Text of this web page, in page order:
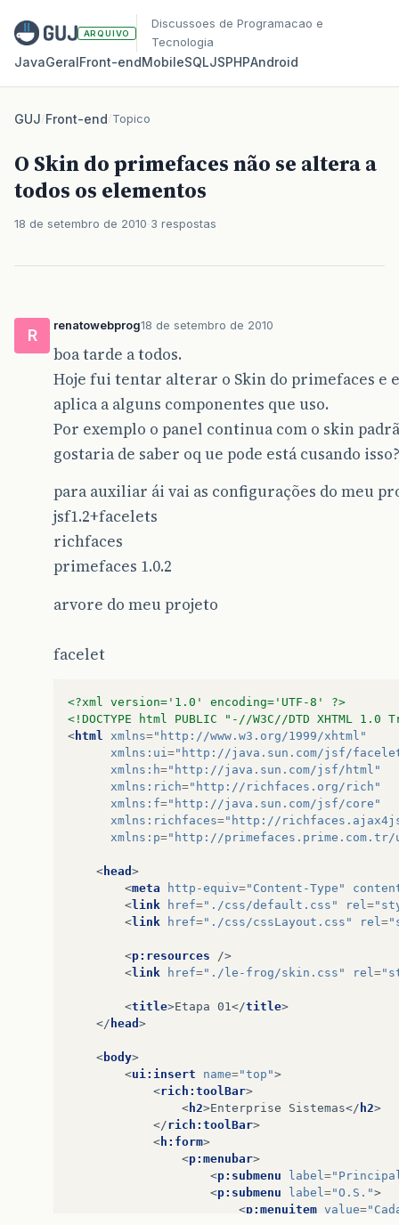
ARQUIVO
Discussoes de Programacao e
Tecnologia
JavaGeralFront‑endMobileSQLJSPHPAndroid
GUJ/Front-end/Topico
O Skin do primefaces não se altera a
todos os elementos
18 de setembro de 2010 3 respostas
R
renatowebprog18 de setembro de 2010
boa tarde a todos.
Hoje fui tentar alterar o Skin do primefaces e
aplica a alguns componentes que uso.
Por exemplo o panel continua com o skin
gostaria de saber oq ue pode está cusando isso?
para auxiliar ái vai as configurações do meu
jsf1.2+facelets
richfaces
primefaces 1.0.2
arvore do meu projeto
facelet
<?xml version='1.0' encoding='UTF-8' ?>
<!DOCTYPE html PUBLIC "-//W3C//DTD
< html xmlns="http://www.w3.org/1999/xhtml"
xmlns:ui="http://java.sun.com/jsf/
xmlns:h="http://java.sun.com/jsf/html"
xmlns:rich="http://richfaces.org/rich"
xmlns:f="http://java.sun.com/jsf/core"
xmlns:richfaces="http://
xmlns:p="http://
< head >
<meta http-equiv="Content-Type"
<link href="./css/default.css" rel=
<link href="./css/cssLayout.css" rel=
<p:resources
/>
<link href="./le-frog/skin.css" rel=
<title>Etapa 01</title>
</ head >
<body>
<ui:insert name="top">
<rich:toolBar>
< h2>Enterprise Sistemas</ h2>
</rich:toolBar>
< h:form>
<p:menubar>
<p:submenu label=
<p:submenu label="O.S.">
<p:menuitem value=